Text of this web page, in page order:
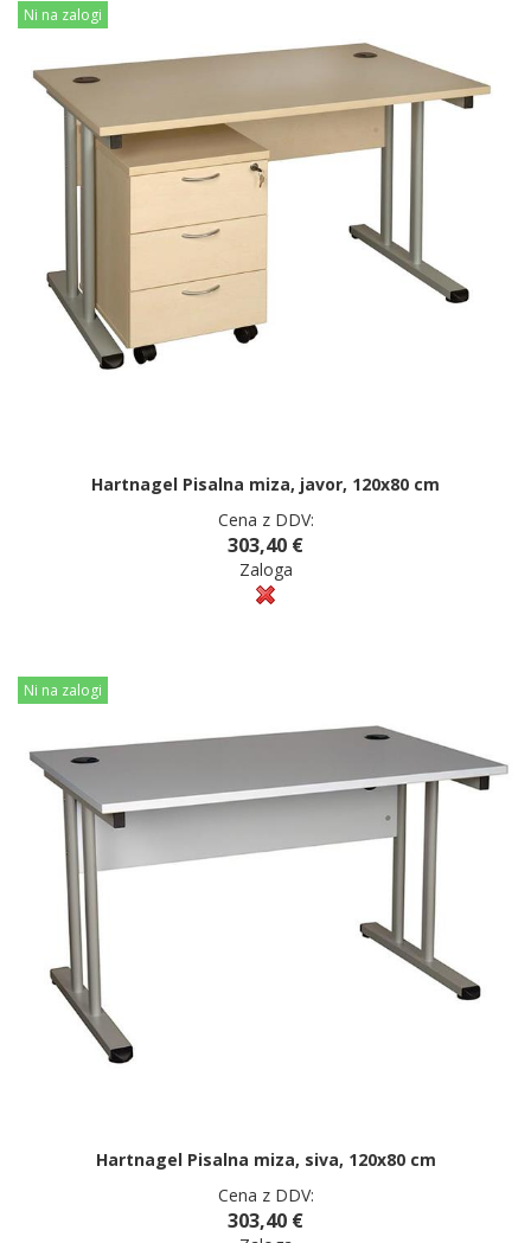
Ni na zalogi
Hartnagel Pisalna miza, javor, 120x80 cm
Cena z DDV:
303,40 €
Zaloga
Ni na zalogi
Hartnagel Pisalna miza, siva, 120x80 cm
Cena z DDV:
303,40 €